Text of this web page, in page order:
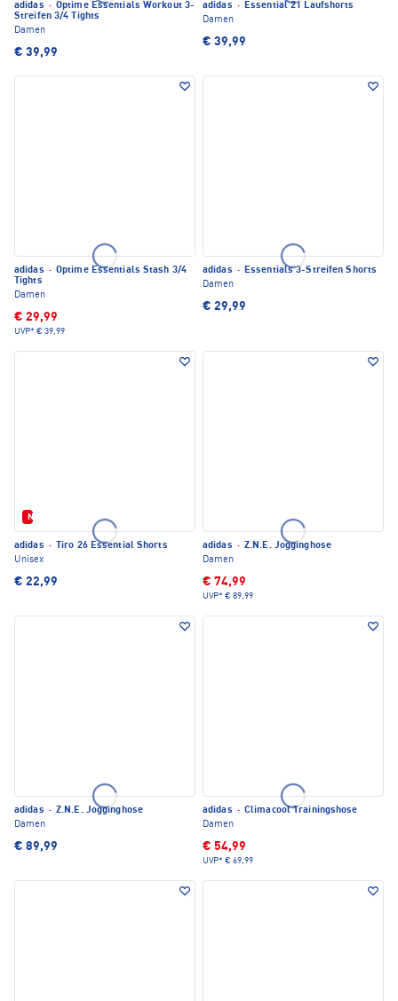
adidas · Optime Essentials Workout 3-
Streifen 3/4 Tights
Damen
€ 39,99
adidas · Essential 21 Laufshorts
Damen
€ 39,99
adidas · Optime Essentials Stash 3/4
Tights
Damen
€ 29,99
UVP* € 39,99
adidas · Essentials 3-Streifen Shorts
Damen
€ 29,99
Neu
adidas ·
Tiro 26 Essential Shorts
Unisex
€ 22,99
adidas · Z.N.E. Jogginghose
Damen
€ 74,99
UVP* € 89,99
adidas · Z.N.E. Jogginghose
Damen
€ 89,99
adidas · Climacool Trainingshose
Damen
€ 54,99
UVP* € 69,99